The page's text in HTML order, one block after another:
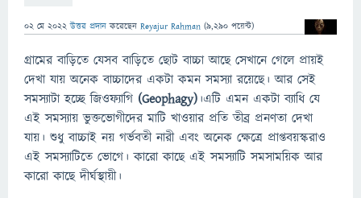
02 মে 2022 উত্তর প্রদান করেছেন Reyajur Rahman (9,290 পয়েন্ট)
গ্রামের বাড়িতে যেসব বাড়িতে ছোট বাচ্চা আছে সেখানে গেলে প্রায়ই
দেখা যায় অনেক বাচ্চাদের একটা কমন সমস্যা রয়েছে। আর সেই
সমস্যাটা হচ্ছে জিওফ্যাগি (Geophagy)।এটি এমন একটা ব্যাধি যে
এই সমস্যায় ভুক্তভোগীদের মাটি খাওয়ার প্রতি তীব্র প্রনণতা দেখা
যায়। শুধু বাচ্চাই নয় গর্ভবতী নারী এবং অনেক ক্ষেত্রে প্রাপ্তবয়স্করাও
এই সমস্যাটিতে ভোগে। কারো কাছে এই সমস্যাটি সমসাময়িক আর
কারো কাছে দীর্ঘস্থায়ী।